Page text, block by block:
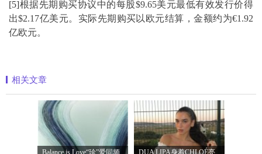
[5]根据先期购买协议中的每股$9.65美元最低有效发行价得
出$2.17亿美元。实际先期购买以欧元结算，金额约为€1.92
亿欧元。
相关文章